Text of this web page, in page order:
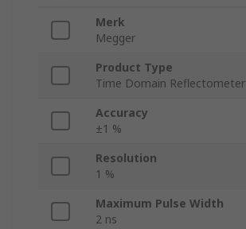
Merk
Megger
Product Type
Time Domain Reflectometer
Accuracy
±1 %
Resolution
1 %
Maximum Pulse Width
2 ns